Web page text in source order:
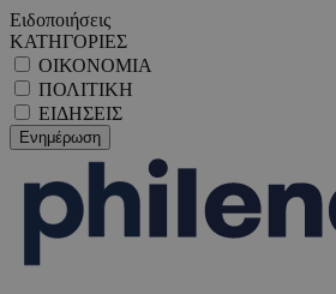
Ειδοποιήσεις
ΚΑΤΗΓΟΡΙΕΣ
ΟΙΚΟΝΟΜΙΑ
ΠΟΛΙΤΙΚΗ
ΕΙΔΗΣΕΙΣ